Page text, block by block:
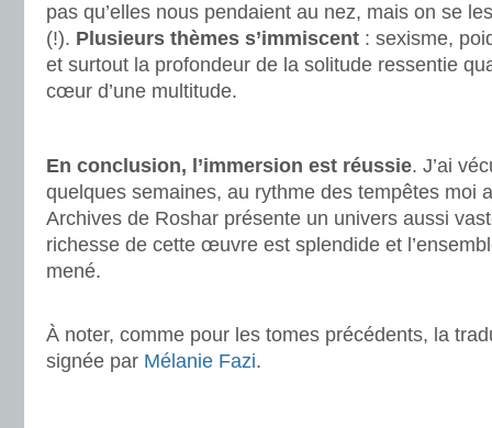
pas qu’elles nous pendaient au nez, mais on se
(!). Plusieurs thèmes s’immiscent : sexisme,
et surtout la profondeur de la solitude ressentie
cœur d’une multitude.
En conclusion, l’immersion est réussie. J’ai
quelques semaines, au rythme des tempêtes moi
Archives de Roshar présente un univers aussi
richesse de cette œuvre est splendide et
mené.
À noter, comme pour les tomes précédents, la
signée par Mélanie Fazi.